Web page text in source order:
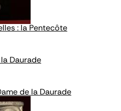
: la Pentecôte
Daurade
de la Daurade